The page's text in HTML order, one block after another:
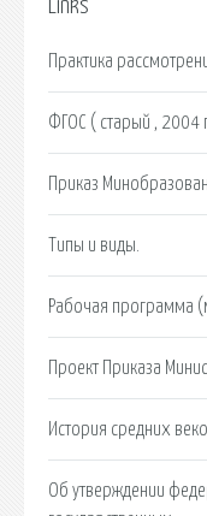
Links
Практика
ФГОС ( старый , 2004
Приказ
Типы и виды.
Рабочая программа
Проект Приказа
История средних
Об утверждении